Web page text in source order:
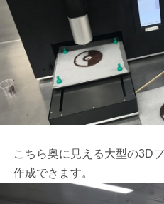
こちら奥に見える大型の3D
作成できます。